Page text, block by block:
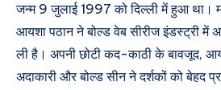
जन्म 9 जुलाई 1997 को दिल्ली में हुआ था।
आयशा पठान ने बोल्ड वेब सीरीज इंडस्ट्री में
ली है। अपनी छोटी कद-काठी के बावजूद,
अदाकारी और बोल्ड सीन ने दर्शकों को बेहद